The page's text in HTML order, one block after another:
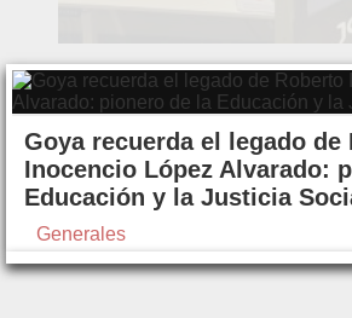
Goya recuerda el legado de
Inocencio López Alvarado:
Educación y la Justicia
Generales